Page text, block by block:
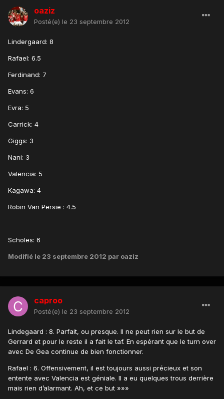
oaziz
Posté(e) le 23 septembre 2012
Lindergaard: 8
Rafael: 6.5
Ferdinand: 7
Evans: 6
Evra: 5
Carrick: 4
Giggs: 3
Nani: 3
Valencia: 5
Kagawa: 4
Robin Van Persie : 4.5
Scholes: 6
Modifié le 23 septembre 2012 par oaziz
caproo
Posté(e) le 23 septembre 2012
Lindegaard : 8. Parfait, ou presque. Il ne peut rien sur le but de
Gerrard et pour le reste il a fait le taf. En espérant que le turn over
avec De Gea continue de bien fonctionner.
Rafael : 6. Offensivement, il est toujours aussi précieux et son
entente avec Valencia est géniale. Il a eu quelques trous derrière
mais rien d’alarmant. Ah, et ce but »»»